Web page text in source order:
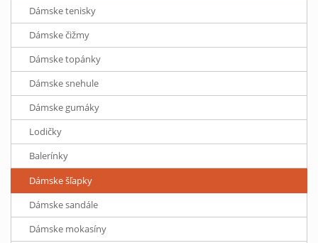
Dámske tenisky
Dámske čižmy
Dámske topánky
Dámske snehule
Dámske gumáky
Lodičky
Balerínky
Dámske šľapky
Dámske sandále
Dámske mokasíny